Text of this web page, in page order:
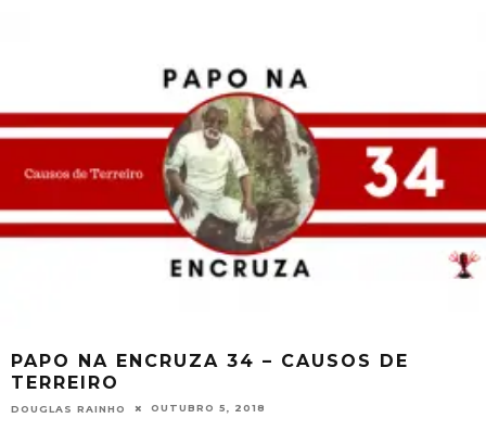
PAPO NA ENCRUZA 34 – CAUSOS DE
TERREIRO
DOUGLAS RAINHO OUTUBRO 5, 2018